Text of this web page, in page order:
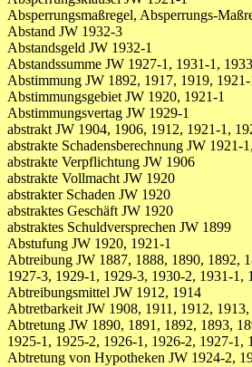
Absperrungsmaßregel, Absperrungs-
Abstand JW 1932-3
Abstandsgeld JW 1932-1
Abstandssumme JW 1927-1, 1931-1,
Abstimmung JW 1892, 1917, 1919,
Abstimmungsgebiet JW 1920, 1921-1
Abstimmungsvertag JW 1929-1
abstrakt JW 1904, 1906, 1912, 1921-1,
abstrakte Schadensberechnung JW
abstrakte Verpflichtung JW 1906
abstrakte Vollmacht JW 1920
abstrakter Schaden JW 1920
abstraktes Geschäft JW 1920
abstraktes Schuldversprechen JW 1899
Abstufung JW 1920, 1921-1
Abtreibung JW 1887, 1888, 1890, 1892,
1927-3, 1929-1, 1929-3, 1930-2, 1931-1,
Abtreibungsmittel JW 1912, 1914
Abtretbarkeit JW 1908, 1911, 1912,
Abtretung JW 1890, 1891, 1892, 1893,
1925-1, 1925-2, 1926-1, 1926-2, 1927-
Abtretung von Hypotheken JW 1924-2,